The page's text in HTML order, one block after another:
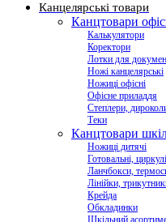
Канцелярські товари
Канцтовари
Калькулятори
Коректори
Лотки для
Ножі канцелярські
Ножиці офісні
Офісне приладдя
Степлери,
Теки
Канцтовари
Ножиці дитячі
Готовальні, циркулі
Ланчбокси,
Лінійки,
Крейда
Обкладинки
Шкільний